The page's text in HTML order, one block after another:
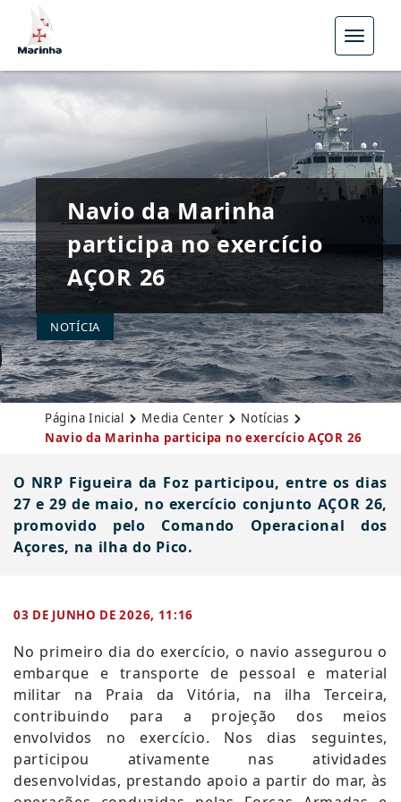
Menu
Navio da Marinha
participa no exercício
AÇOR 26
NOTÍCIA
Página Inicial Media Center
Notícias
Navio da Marinha participa no exercício AÇOR 26
O NRP Figueira da Foz participou, entre os dias
27 e 29 de maio, no exercício conjunto AÇOR 26,
promovido pelo Comando Operacional dos
Açores, na ilha do Pico.
03 DE JUNHO DE 2026, 11:16
No primeiro dia do exercício, o navio assegurou o
embarque e transporte de pessoal e material
militar na Praia da Vitória, na ilha Terceira,
contribuindo para a projeção dos meios
envolvidos no exercício. Nos dias seguintes,
participou ativamente nas atividades
desenvolvidas, prestando apoio a partir do mar, às